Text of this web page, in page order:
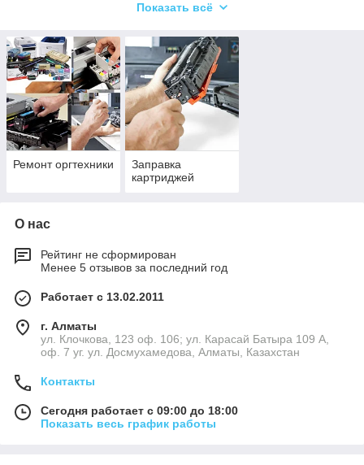
В нашем торгово-сервисном центре работают только
качественно и быстро окажут услугу. Мы проводим полную
диагностику устройству, выявляем причину неисправности и
устраняем ее.
Показать всё
Ремонт оргтехники
Заправка
картриджей
О нас
Рейтинг не сформирован
Менее 5 отзывов за последний год
Работает с 13.02.2011
г. Алматы
ул. Клочкова, 123 оф. 106; ул. Карасай Батыра 109 А,
оф. 7 уг. ул. Досмухамедова, Алматы, Казахстан
Контакты
Сегодня работает с 09:00 до 18:00
Показать весь график работы